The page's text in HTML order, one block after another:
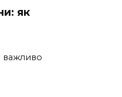
як
важливо